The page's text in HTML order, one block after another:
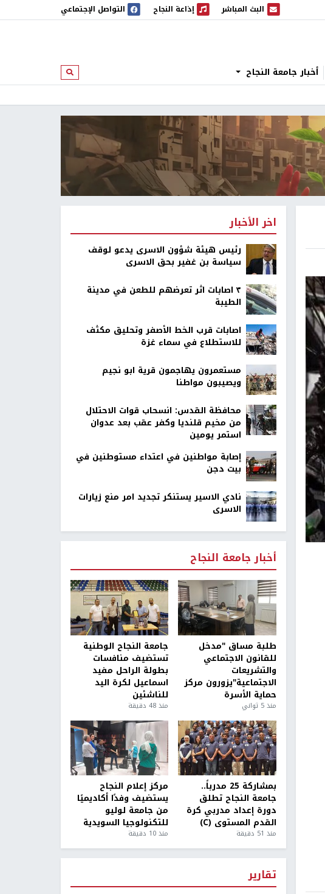
البث المباشر
البث المباشر إذاعة النجاح
إذاعة النجاح التواصل الإجتماعي
أخبار جامعة النجاح ابحث
اخر الأخبار
رئيس هيئة شؤون الاسرى يدعو لوقف
سياسة بن غفير بحق الاسرى
٣ اصابات اثر تعرضهم للطعن في مدينة
الطيبة
اصابات قرب الخط الأصفر وتحليق مكثف
للاستطلاع في سماء غزة
مستعمرون يهاجمون قرية ابو نجيم
ويصيبون مواطنا
محافظة القدس: انسحاب قوات الاحتلال
من مخيم قلنديا وكفر عقب بعد عدوان
استمر يومين
إصابة مواطنين في اعتداء مستوطنين في
بيت دجن
نادي الاسير يستنكر تجديد امر منع زيارات
الاسرى
أخبار جامعة النجاح
طلبة مساق "مدخل
للقانون الاجتماعي
والتشريعات
الاجتماعية"يزورون مركز
حماية الأسرة
منذ 5 ثواني
جامعة النجاح الوطنية
تستضيف منافسات
بطولة الراحل مفيد
اسماعيل لكرة اليد
للناشئين
منذ 48 دقيقة
بمشاركة 25 مدرباً..
جامعة النجاح تطلق
دورة إعداد مدربي كرة
القدم المستوى (C)
منذ 51 دقيقة
مركز إعلام النجاح
يستضيف وفدًا أكاديميًا
من جامعة لوليو
للتكنولوجيا السويدية
منذ 10 دقيقة
تقارير